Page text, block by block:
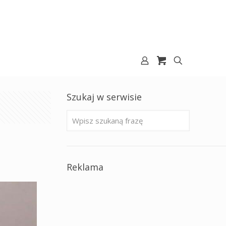
Szukaj w serwisie
Reklama